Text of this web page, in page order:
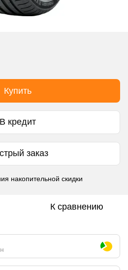
Купить
В кредит
заказ
накопительной скидки
К сравнению